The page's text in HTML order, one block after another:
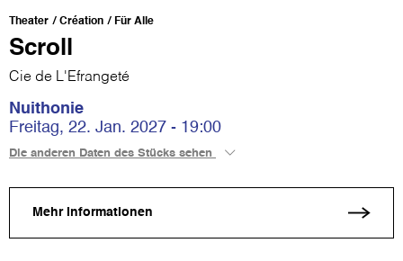
Theater Création Für Alle
Scroll
Cie de L'Efrangeté
Nuithonie
Freitag, 22. Jan. 2027 - 19:00
Die anderen Daten des Stücks sehen
Mehr Informationen